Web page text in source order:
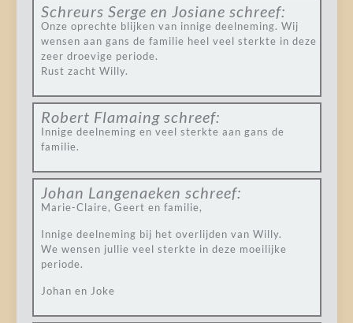
Schreurs Serge en Josiane schreef:
Onze oprechte blijken van innige deelneming. Wij
wensen aan gans de familie heel veel sterkte in deze
zeer droevige periode.
Rust zacht Willy.
Robert Flamaing schreef:
Innige deelneming en veel sterkte aan gans de
familie.
Johan Langenaeken schreef:
Marie-Claire, Geert en familie,
Innige deelneming bij het overlijden van Willy.
We wensen jullie veel sterkte in deze moeilijke
periode.
Johan en Joke